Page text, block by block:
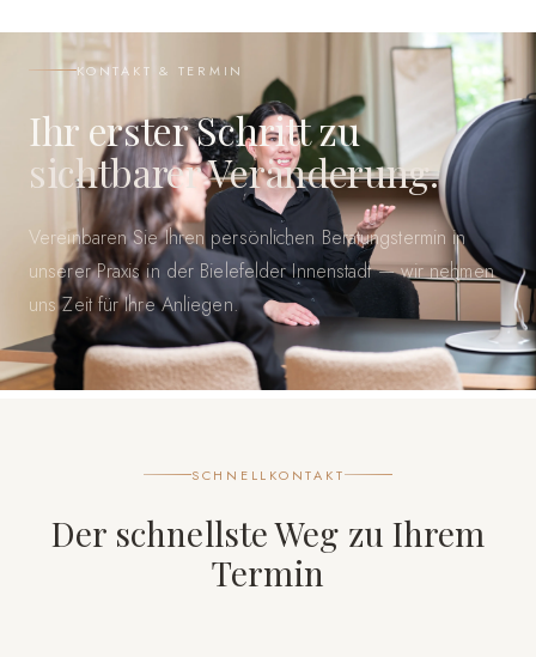
KONTAKT & TERMIN
Ihr erster Schritt zu
sichtbarer Veränderung.
Vereinbaren Sie Ihren persönlichen Beratungstermin in
unserer Praxis in der Bielefelder Innenstadt — wir nehmen
uns Zeit für Ihre Anliegen.
SCHNELLKONTAKT
Der schnellste Weg zu Ihrem
Termin